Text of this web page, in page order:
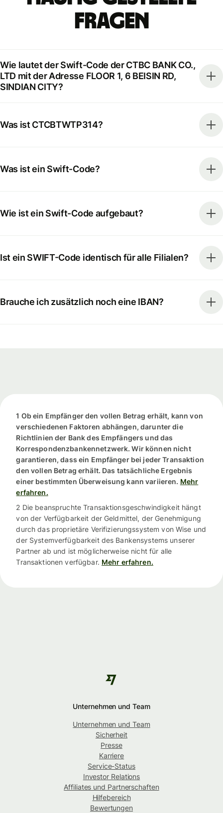
Fragen
Wie lautet der Swift-Code der CTBC BANK CO.,
LTD mit der Adresse FLOOR 1, 6 BEISIN RD,
SINDIAN CITY?
Was ist CTCBTWTP314?
Was ist ein Swift-Code?
Wie ist ein Swift-Code aufgebaut?
Ist ein SWIFT-Code identisch für alle Filialen?
Brauche ich zusätzlich noch eine IBAN?
1 Ob ein Empfänger den vollen Betrag erhält, kann von
verschiedenen Faktoren abhängen, darunter die
Richtlinien der Bank des Empfängers und das
Korrespondenzbankennetzwerk. Wir können nicht
garantieren, dass ein Empfänger bei jeder Transaktion
den vollen Betrag erhält. Das tatsächliche Ergebnis
einer bestimmten Überweisung kann variieren. Mehr
erfahren.
2 Die beanspruchte Transaktionsgeschwindigkeit hängt
von der Verfügbarkeit der Geldmittel, der Genehmigung
durch das proprietäre Verifizierungssystem von Wise und
der Systemverfügbarkeit des Bankensystems unserer
Partner ab und ist möglicherweise nicht für alle
Transaktionen verfügbar. Mehr erfahren.
Unternehmen und Team
Unternehmen und Team
Sicherheit
Presse
Karriere
Service-Status
Investor Relations
Affiliates und Partnerschaften
Hilfebereich
Bewertungen